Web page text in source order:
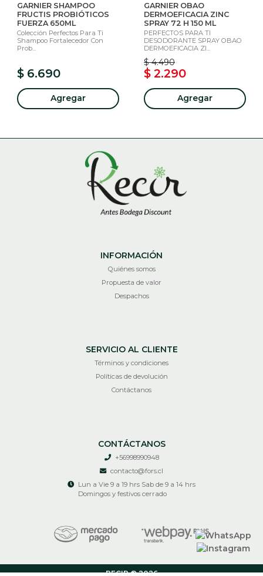
GARNIER SHAMPOO
FRUCTIS PROBIÓTICOS
FUERZA 650ML
Colección Perfectos Para Ti
Shampoo Fortalecedor Con
Prob...
$ 6.690
Agregar
GARNIER OBAO
DERMOEFICACIA ZINC
SPRAY 72 H 150 ML
PERFECTOS PARA TI
DESODORANTE SPRAY OBAO
DERMOEFICACIA ZI...
$ 4.490
$ 2.290
Agregar
INFORMACIÓN
Quiénes somos
Propuesta de valor
Despachos
SERVICIO AL CLIENTE
Términos y condiciones
Políticas de devolución
Contáctanos
CONTÁCTANOS
+56998990948
contacto@fors.cl
Lun a Vie 9 a 19 hrs Sab de 9 a 14 hrs
Domingos y festivos cerrado
RECIR © 2026